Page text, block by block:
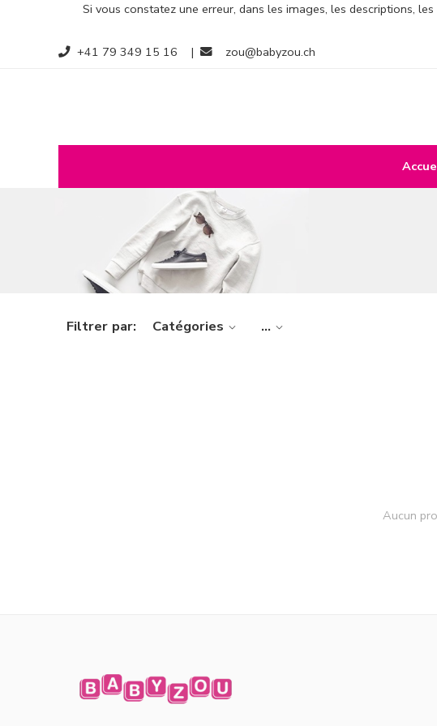
Si vous constatez une erreur, dans les images, les descriptions,
+41 79 349 15 16 | zou@babyzou.ch
Filtrer par: Catégories ...
Aucun